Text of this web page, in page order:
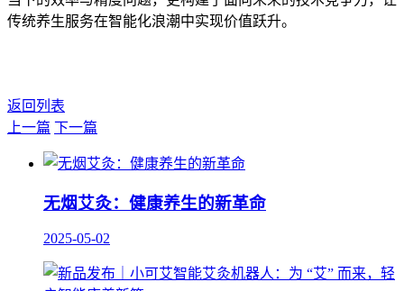
传统养生服务在智能化浪潮中实现价值跃升。
返回列表
上一篇 下一篇
无烟艾灸：健康养生的新革命
2025-05-02